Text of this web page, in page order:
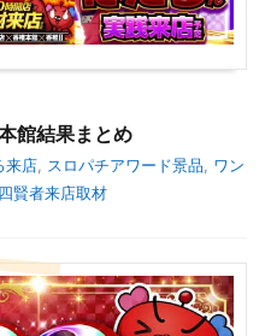
館結果まとめ
来店 スロパチアワード景品
ワン
四賢者来店取材